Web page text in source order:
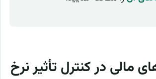
مالی در کنترل تأثیر نرخ